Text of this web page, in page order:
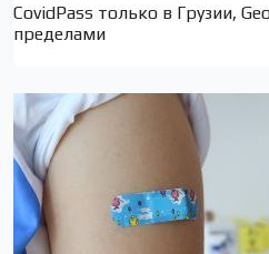
CovidPass только в Грузии,
пределами